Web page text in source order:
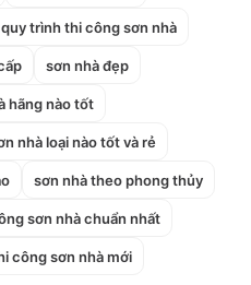
quy trình thi công sơn nhà
sơn nhà đẹp
hãng nào tốt
nhà loại nào tốt và rẻ
sơn nhà theo phong thủy
sơn nhà chuẩn nhất
công sơn nhà mới